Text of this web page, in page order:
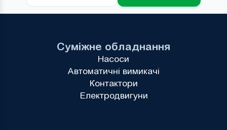
Суміжне обладнання
Насоси
Автоматичні вимикачі
Контактори
Електродвигуни